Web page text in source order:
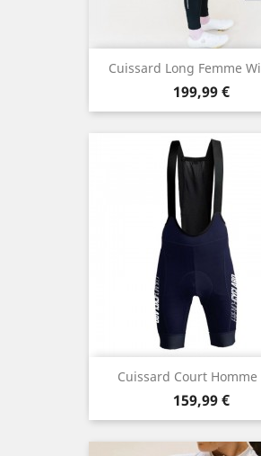
Cuissard Long Femme
Prix
199,99 €
Cuissard Court Homme
Prix
159,99 €